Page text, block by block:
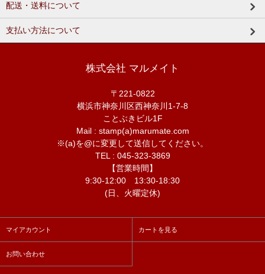
配送・送料について
支払い方法について
株式会社 マルメイト
〒221-0822
横浜市神奈川区西神奈川1-7-8
ことぶきビル1F
Mail : stamp(a)marumate.com
※(a)を@に変更して送信してください。
TEL : 045-323-3869
【営業時間】
9:30-12:00 13:30-18:30
(日、火曜定休)
マイアカウント カートを見る
お問い合わせ